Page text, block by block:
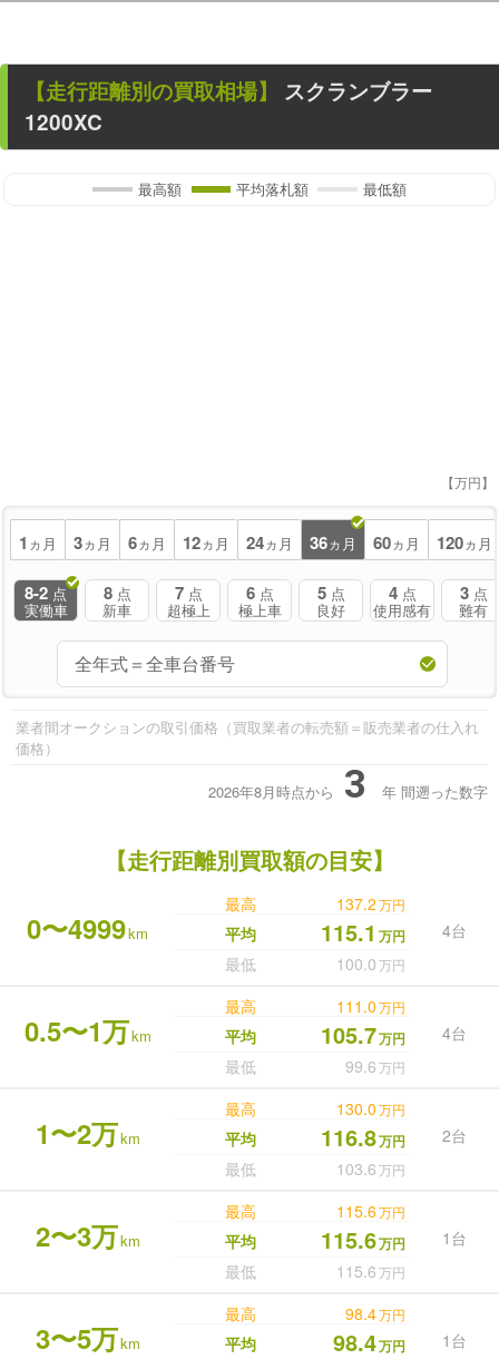
【走行距離別の買取相場】
スクランブラー
1200XC
最高額 平均落札額 最低額
【万円】
1 ヵ月 3ヵ月 6ヵ月 12ヵ月 24ヵ月 36ヵ月 60ヵ月 120ヵ月
8-2 点
実働車
8 点
新車
7 点
超極上
6 点
極上車
5 点
良好
4 点
使用感有
3 点
難有
業者間オークションの取引価格（買取業者の転売額＝販売業者の仕入れ
価格）
2026年8月時点から 3 年 間遡った数字
【走行距離別買取額の目安】
0〜4999km
最高 137.2万円
4台
平均 115.1 万円
最低 100.0万円
0.5〜1万km
最高 111.0万円
4台
平均 105.7万円
最低 99.6万円
1〜2万km
最高 130.0万円
2台
平均 116.8万円
最低 103.6万円
2〜3万km
最高 115.6万円
1台
平均 115.6万円
最低 115.6万円
3〜5万km
最高 98.4万円
1台
平均 98.4万円